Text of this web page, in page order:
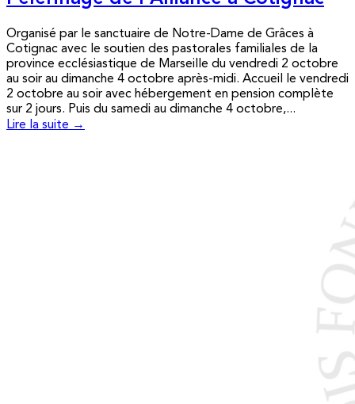
Organisé par le sanctuaire de Notre-Dame de Grâces à
Cotignac avec le soutien des pastorales familiales de la
province ecclésiastique de Marseille du vendredi 2 octobre
au soir au dimanche 4 octobre après-midi. Accueil le vendredi
2 octobre au soir avec hébergement en pension complète
sur 2 jours. Puis du samedi au dimanche 4 octobre,...
Lire la suite →